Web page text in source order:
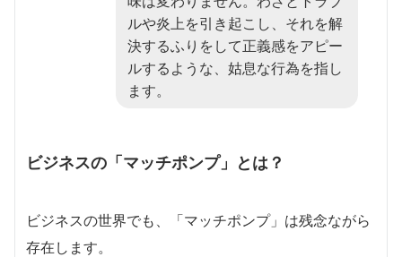
ルや炎上を引き起こし、それを解
決するふりをして正義感をアピー
ルするような、姑息な行為を指し
ます。
ビジネスの「マッチポンプ」とは？
ビジネスの世界でも、「マッチポンプ」は残念ながら
存在します。